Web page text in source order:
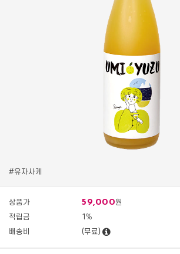
#유자사케
상품가 59,000원
적립금
1%
배송비
(무료)